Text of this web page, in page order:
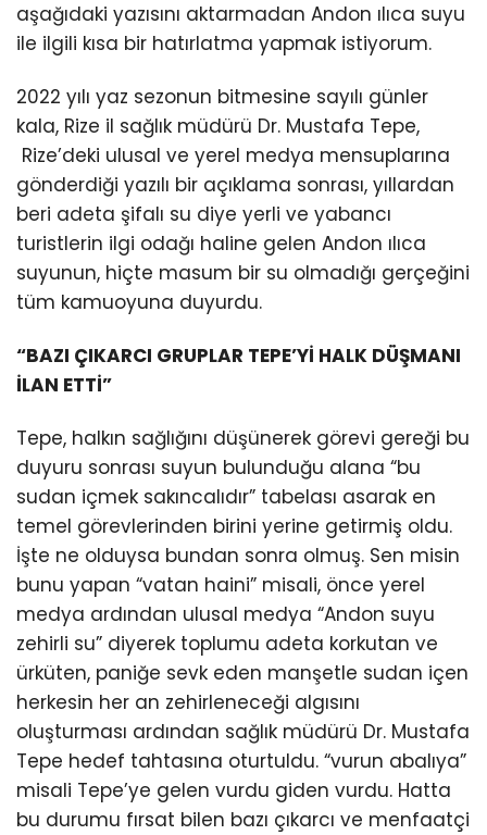
aşağıdaki yazısını aktarmadan Andon ılıca suyu
ile ilgili kısa bir hatırlatma yapmak istiyorum.
2022 yılı yaz sezonun bitmesine sayılı günler
kala, Rize il sağlık müdürü Dr. Mustafa Tepe,
Rize’deki ulusal ve yerel medya mensuplarına
gönderdiği yazılı bir açıklama sonrası, yıllardan
beri adeta şifalı su diye yerli ve yabancı
turistlerin ilgi odağı haline gelen Andon ılıca
suyunun, hiçte masum bir su olmadığı gerçeğini
tüm kamuoyuna duyurdu.
“BAZI ÇIKARCI GRUPLAR TEPE’Yİ HALK DÜŞMANI
İLAN ETTİ”
Tepe, halkın sağlığını düşünerek görevi gereği bu
duyuru sonrası suyun bulunduğu alana “bu
sudan içmek sakıncalıdır” tabelası asarak en
temel görevlerinden birini yerine getirmiş oldu.
İşte ne olduysa bundan sonra olmuş. Sen misin
bunu yapan “vatan haini” misali, önce yerel
medya ardından ulusal medya “Andon suyu
zehirli su” diyerek toplumu adeta korkutan ve
ürküten, paniğe sevk eden manşetle sudan içen
herkesin her an zehirleneceği algısını
oluşturması ardından sağlık müdürü Dr. Mustafa
Tepe hedef tahtasına oturtuldu. “vurun abalıya”
misali Tepe’ye gelen vurdu giden vurdu. Hatta
bu durumu fırsat bilen bazı çıkarcı ve menfaatçi